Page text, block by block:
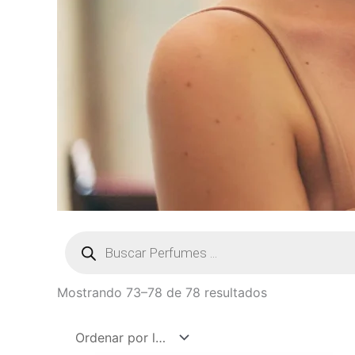
productos
Mostrando 73–78 de 78 resultados